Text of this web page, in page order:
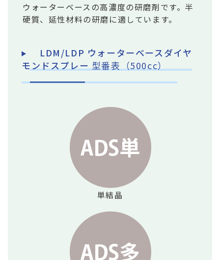
ウォーターベースの高濃度の研磨剤です。半
硬質、延性材料の研磨に適しています。
LDM/LDP ウォーターベースダイヤ
モンドスプレー 型番表（500cc）
単結晶